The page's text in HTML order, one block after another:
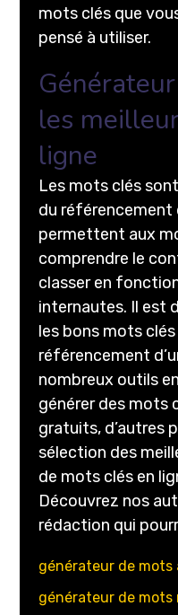
mots clés que
pensé à utiliser.
les
ligne
Les mots clés
du référencement
permettent aux
comprendre le
classer en
internautes. Il est
les bons mots
référencement
nombreux outils
générer des mots
gratuits, d’autres
sélection des
de mots clés en
Découvrez nos
rédaction qui
générateur de mots
générateur de mots